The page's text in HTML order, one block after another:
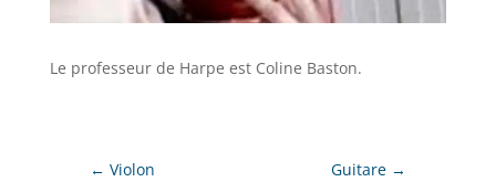
Le professeur de Harpe est Coline Baston.
← Violon Guitare →